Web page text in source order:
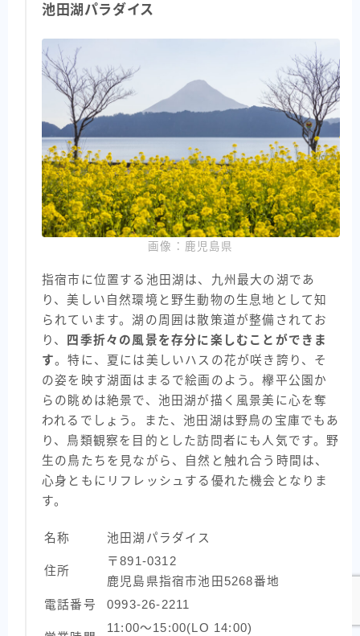
池田湖パラダイス
画像：鹿児島県
指宿市に位置する池田湖は、九州最大の湖であ
り、美しい自然環境と野生動物の生息地として知
られています。湖の周囲は散策道が整備されてお
り、
四季折々の風景を存分に楽しむことができま
す。特に、夏には美しいハスの花が咲き誇り、そ
の姿を映す湖面はまるで絵画のよう。欅平公園か
らの眺めは絶景で、池田湖が描く風景美に心を奪
われるでしょう。また、池田湖は野鳥の宝庫でもあ
り、鳥類観察を目的とした訪問者にも人気です。野
生の鳥たちを見ながら、自然と触れ合う時間は、
心身ともにリフレッシュする優れた機会となりま
す。
名称 池田湖パラダイス
住所
〒891-0312
鹿児島県指宿市池田5268番地
電話番号
0993-26-2211
11:00～15:00(LO 14:00)